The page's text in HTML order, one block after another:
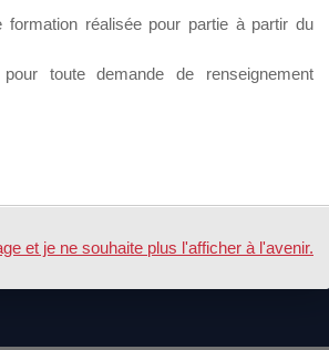
réalisée pour partie à partir du
toute demande de renseignement
et je ne souhaite plus l'afficher à l'avenir.